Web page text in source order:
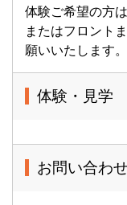
体験ご希望の方
またはフロント
願いいたします。
体験・見学
お問い合わ